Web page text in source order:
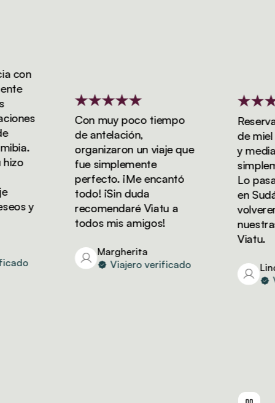
y
Con muy poco tiempo
de antelación,
organizaron un viaje que
fue simplemente
perfecto. ¡Me encantó
todo! ¡Sin duda
recomendaré Viatu a
todos mis amigos!
Margherita
Viajero verificado
de miel
y media
Lo
en
Viatu.
Linda